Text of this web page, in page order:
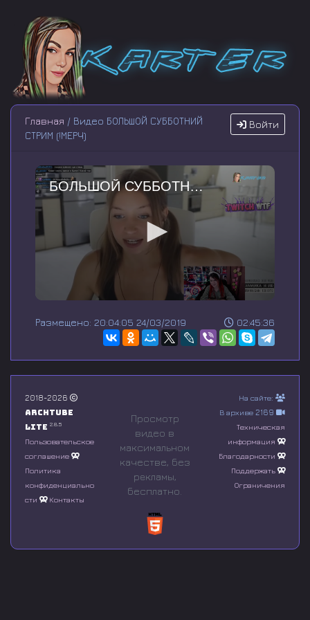
Войти
Главная / Видео БОЛЬШОЙ СУББОТНИЙ
СТРИМ (!МЕРЧ)
БОЛЬШОЙ СУББОТНИЙ СТРИМ (!МЕРЧ)
e
n
o
f
0
s
o
n
d
02:45:36
Размещено: 20:04:05 24/03/2019
2018-2026
Archtube
Lite 2.8.5
Пользовательское
соглашение
Политика
конфиденциально
сти
Контакты
Просмотр
видео в
максимальном
качестве, без
рeкламы,
бесплатно.
На сайте:
В архиве 2169
Техническая
информация
Благодарности
Поддержать
Ограничения